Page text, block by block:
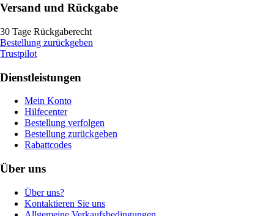
Versand und Rückgabe
30 Tage Rückgaberecht
Bestellung zurückgeben
Trustpilot
Dienstleistungen
Mein Konto
Hilfecenter
Bestellung verfolgen
Bestellung zurückgeben
Rabattcodes
Über uns
Über uns?
Kontaktieren Sie uns